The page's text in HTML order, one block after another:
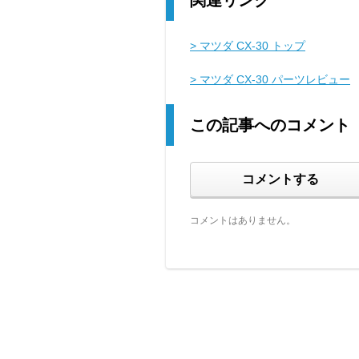
> マツダ CX-30 トップ
> マツダ CX-30 パーツレビュー
この記事へのコメント
コメントする
コメントはありません。